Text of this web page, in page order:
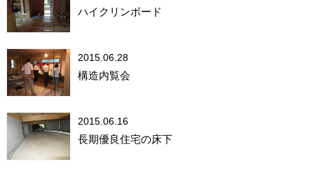
ハイクリンボード
2015.06.28
構造内覧会
2015.06.16
長期優良住宅の床下